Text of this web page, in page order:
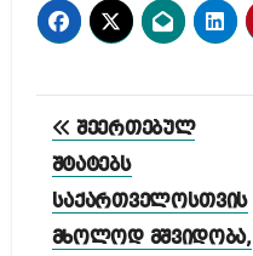
პოსტის
ნავიგაცია
შეერთებულ
შტატებს
საქართველოსთვის
მხოლოდ მშვიდობა,